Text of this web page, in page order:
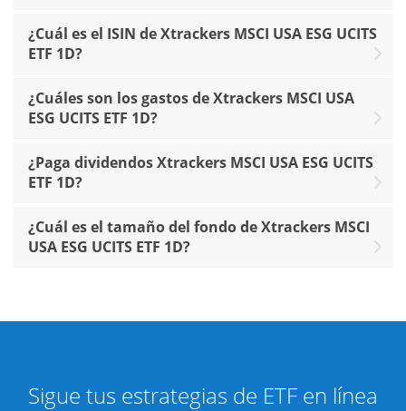
¿Cuál es el ISIN de Xtrackers MSCI USA ESG UCITS
ETF 1D?
¿Cuáles son los gastos de Xtrackers MSCI USA
ESG UCITS ETF 1D?
¿Paga dividendos Xtrackers MSCI USA ESG UCITS
ETF 1D?
¿Cuál es el tamaño del fondo de Xtrackers MSCI
USA ESG UCITS ETF 1D?
Sigue tus estrategias de ETF en línea